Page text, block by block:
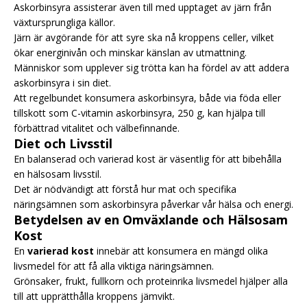
Askorbinsyra assisterar även till med upptaget av järn från
växtursprungliga källor.
Järn är avgörande för att syre ska nå kroppens celler, vilket
ökar energinivån och minskar känslan av utmattning.
Människor som upplever sig trötta kan ha fördel av att addera
askorbinsyra i sin diet.
Att regelbundet konsumera askorbinsyra, både via föda eller
tillskott som C-vitamin askorbinsyra, 250 g, kan hjälpa till
förbättrad vitalitet och välbefinnande.
Diet och Livsstil
En balanserad och varierad kost är väsentlig för att bibehålla
en hälsosam livsstil.
Det är nödvändigt att förstå hur mat och specifika
näringsämnen som askorbinsyra påverkar vår hälsa och energi.
Betydelsen av en Omväxlande och Hälsosam
Kost
En varierad kost innebär att konsumera en mängd olika
livsmedel för att få alla viktiga näringsämnen.
Grönsaker, frukt, fullkorn och proteinrika livsmedel hjälper alla
till att upprätthålla kroppens jämvikt.